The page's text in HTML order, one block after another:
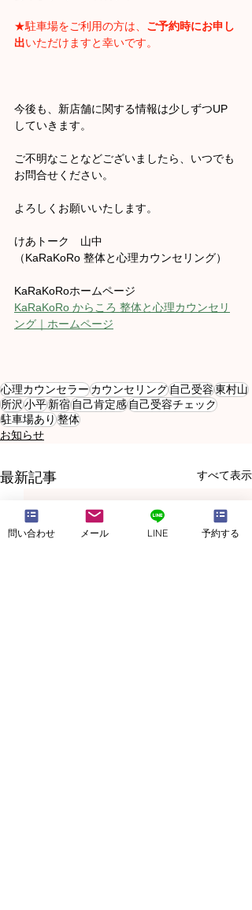
★駐車場をご利用の方は、 ご予約時にお申し
出いただけますと幸いです。
今後も、新店舗に関する情報は少しずつUP
していきます。
ご不明なことなどございましたら、いつでも
お問合せください。
よろしくお願いいたします。
けあトーク　山中
（KaRaKoRo 整体と心理カウンセリング）
KaRaKoRoホームページ
KaRaKoRo からころ 整体と心理カウンセリ
ング｜ホームページ
心理カウンセラーカウンセリング自己受容東村山
所沢小平新宿自己肯定感自己受容チェック
駐車場あり整体
お知らせ
最新記事 すべて表示
問い合わせ メール LINE 予約する